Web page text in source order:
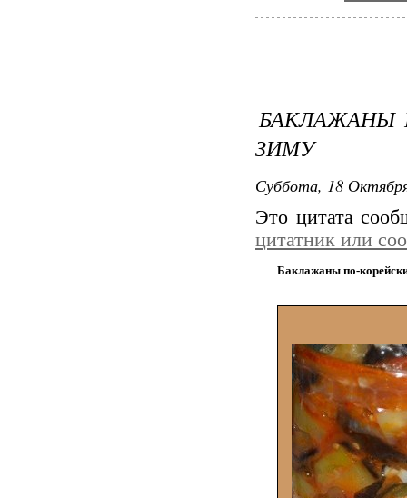
БАКЛАЖАНЫ
ЗИМУ
Суббота, 18
Это цитата
цитатник или
Баклажаны по-